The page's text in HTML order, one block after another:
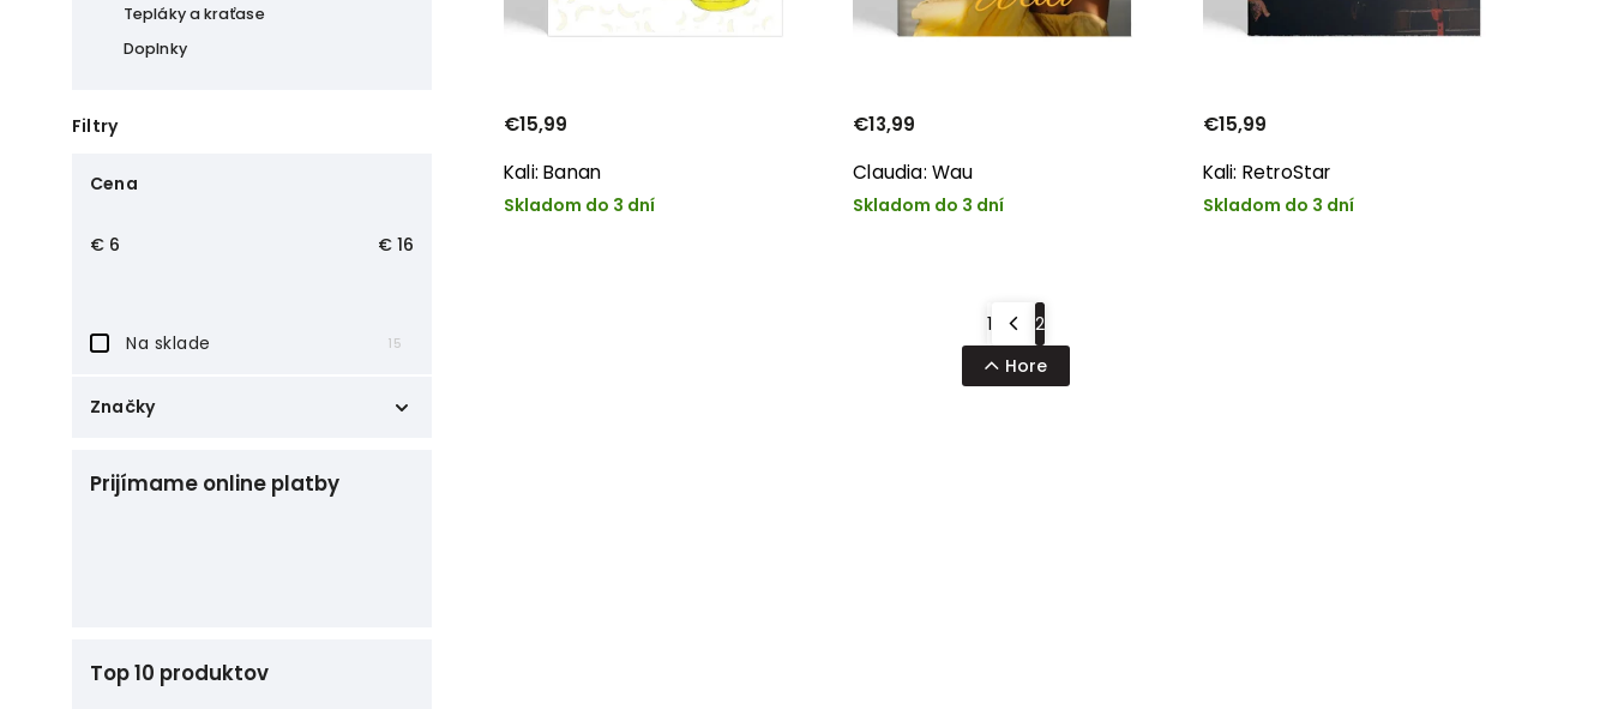
Tepláky a kraťase
Doplnky
Filtry
Cena
€ 6 € 16
Na sklade 15
Značky
Kali
Prijímame online platby
Top 10 produktov
Kali: Banan
Skladom do 3 dní
€15,99
Claudia: Wau
Skladom do 3 dní
€13,99
Kali: RetroStar
Skladom do 3 dní
€15,99
1
2
Hore